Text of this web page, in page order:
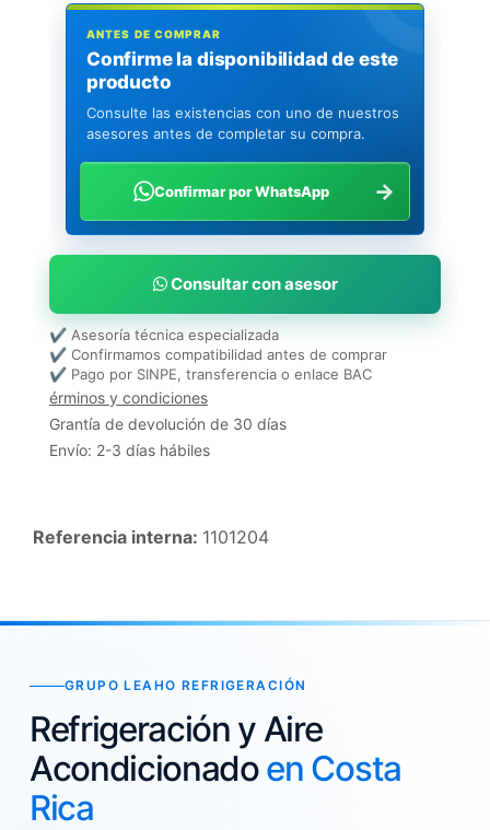
ANTES DE COMPRAR
Confirme la disponibilidad de este
producto
Consulte las existencias con uno de nuestros
asesores antes de completar su compra.
Confirmar por WhatsApp →
Consultar con asesor
✔ Asesoría técnica especializada
✔ Confirmamos compatibilidad antes de comprar
✔ Pago por SINPE, transferencia o enlace BAC
érminos y condiciones
Grantía de devolución de 30 días
Envío: 2-3 días hábiles
Referencia interna: 1101204
GRUPO LEAHO REFRIGERACIÓN
Refrigeración y Aire
Acondicionadoen Costa
Rica